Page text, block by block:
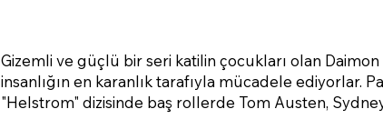
Gizemli ve güçlü bir seri katilin çocukları olan
insanlığın en karanlık tarafıyla mücadele ediyorlar.
"Helstrom" dizisinde baş rollerde Tom Austen,